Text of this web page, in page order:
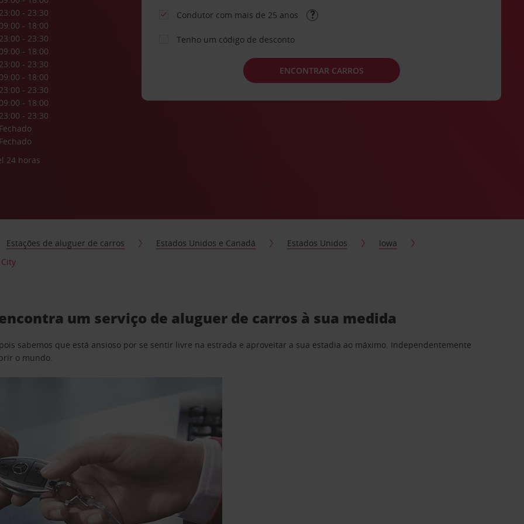
- 23:30
- 18:00
- 23:30
- 18:00
- 23:30
- 18:00
- 23:30
- 18:00
- 23:30
24 horas
Condutor com mais de 25 anos
Tenho um código de desconto
ENCONTRAR CARROS
Estações de aluguer de carros Estados Unidos e Canadá Estados Unidos
Iowa
um serviço de aluguer de carros à sua medida
sabemos que está ansioso por se sentir livre na estrada e aproveitar a sua estadia ao máximo. Independentemente
o mundo.